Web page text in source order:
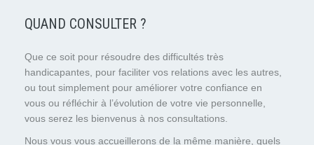
QUAND CONSULTER ?
Que ce soit pour résoudre des difficultés très
handicapantes, pour faciliter vos relations avec les autres,
ou tout simplement pour améliorer votre confiance en
vous ou réfléchir à l’évolution de votre vie personnelle,
vous serez les bienvenus à nos consultations.
Nous vous vous accueillerons de la même manière, quels